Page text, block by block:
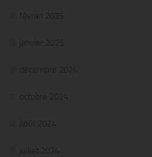
février 2025
janvier 2025
décembre 2024
octobre 2024
août 2024
juillet 2024